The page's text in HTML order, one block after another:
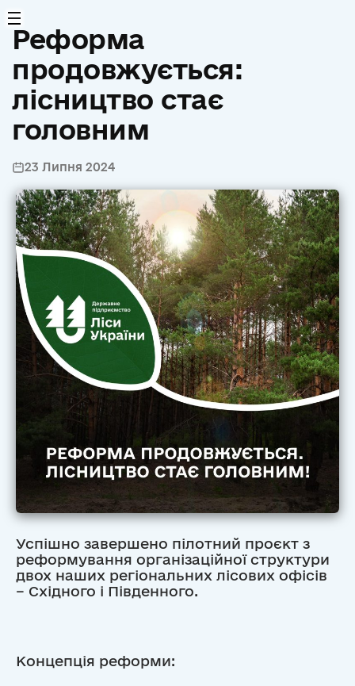
Реформа
продовжується:
лісництво стає
головним
23 Липня 2024
Успішно завершено пілотний проєкт з
реформування організаційної структури
двох наших регіональних лісових офісів
– Східного і Південного.
Концепція реформи: